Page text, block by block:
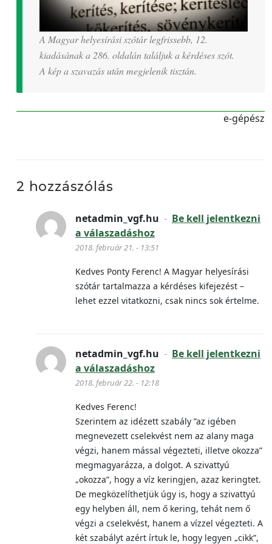
A Magyar helyesírási szótár legfrissebb, 12.
kiadásának a 286. oldalán találjuk a kérdéses szót.
A kép a szavazás után megjelenik tisztán.
e-gépész
2 hozzászólás
netadmin_vgf.hu - Be kell jelentkezni
a válaszadáshoz
2018. február 21. - 13:51
Kedves Ponty Ferenc! A Magyar helyesírási
szótár tartalmazza a kérdéses kifejezést –
lehet ezzel vitatkozni, csak nincs sok értelme.
netadmin_vgf.hu - Be kell jelentkezni
a válaszadáshoz
2018. február 22. - 12:18
Kedves Ferenc!
Szerintem az idézett szabály ”az igében
megnevezett cselekvést nem az alany maga
végzi, hanem mással végezteti, illetve okozza”
megmagyarázza, a dolgot. A szivattyú
„okozza”, hogy a víz keringjen, azaz keringtet.
De megközelíthetjük úgy is, hogy a szivattyú
egy helyben áll, nem ő kering, tehát nem ő
végzi a cselekvést, hanem a vízzel végezteti. A
két szabályt azért írtuk le, hogy legyen „cikk”,